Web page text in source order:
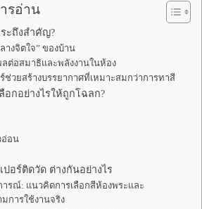
รอ่าน
ะถึงสำคัญ?
างจิตใจ” ของบ้าน
ต่อสมาธิและพลังงานในห้อง
ร์ช่วยสร้างบรรยากาศที่เหมาะสมกว่าการทาสี
กอย่างไรให้ถูกโฉลก?
อ่อน
ปอร์ติดวัด ต่างกันอย่างไร
รณ์: แนวคิดการเลือกสีห้องพระและ
มการใช้งานจริง